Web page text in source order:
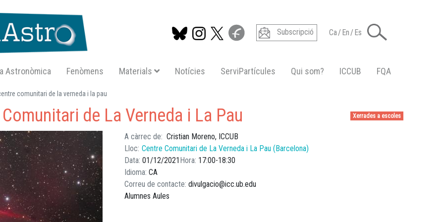
contingut
Subscripció Ca/En/Es
Astronòmica Fenòmens Materials Notícies ServiPartícules Qui som? ICCUB FQA
comunitari de la verneda i la pau
Xerrades a escoles
de La Verneda i La Pau
A càrrec de
Cristian Moreno, ICCUB
Lloc Centre Comunitari de La Verneda i La Pau (Barcelona)
Data 01/12/2021 Hora 17:00 18:30
Idioma CA
Correu de contacte divulgacio@icc.ub.edu
Alumnes Aules